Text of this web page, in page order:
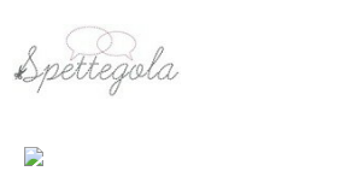
contenuto